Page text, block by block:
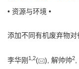
• 资源与环境 •
添加不同有机废弃物
李华刚 1 2( ), 解帅帅2,